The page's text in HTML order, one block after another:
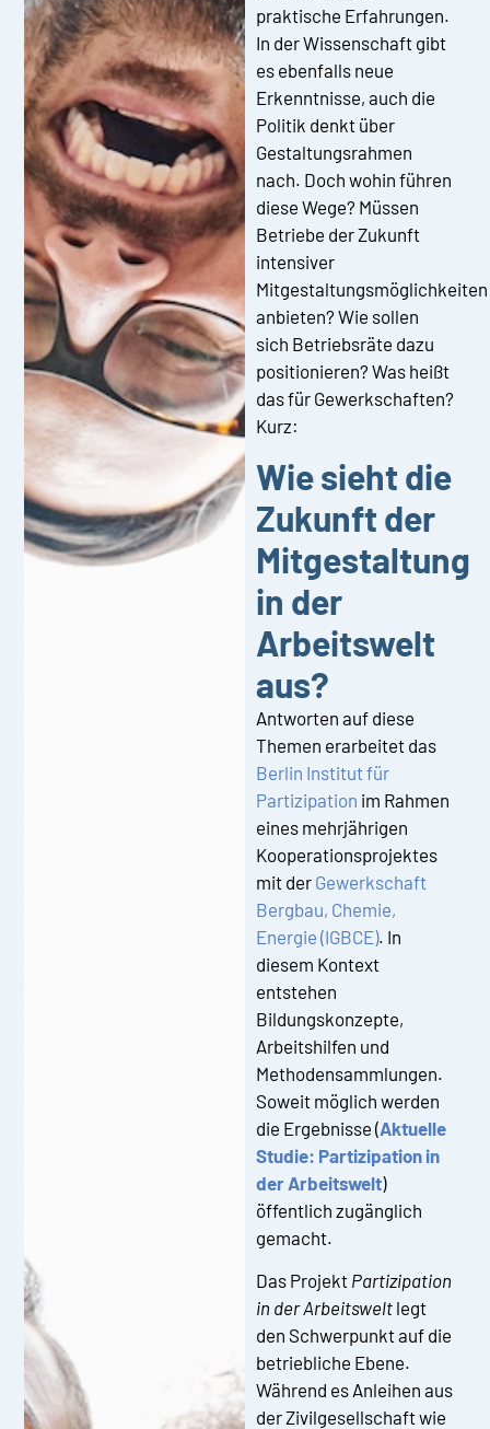
praktische Erfahrungen.
In der Wissenschaft gibt
es ebenfalls neue
Erkenntnisse, auch die
Politik denkt über
Gestaltungsrahmen
nach. Doch wohin führen
diese Wege? Müssen
Betriebe der Zukunft
intensiver
Mitgestaltungsmöglichkeiten
anbieten? Wie sollen
sich Betriebsräte dazu
positionieren? Was heißt
das für Gewerkschaften?
Kurz:
Wie sieht die
Zukunft der
Mitgestaltung
in der
Arbeitswelt
aus?
Antworten auf diese
Themen erarbeitet das
Berlin Institut für
Partizipation im Rahmen
eines mehrjährigen
Kooperationsprojektes
mit der Gewerkschaft
Bergbau, Chemie,
Energie (IGBCE). In
diesem Kontext
entstehen
Bildungskonzepte,
Arbeitshilfen und
Methodensammlungen.
Soweit möglich werden
die Ergebnisse (Aktuelle
Studie: Partizipation in
der Arbeitswelt)
öffentlich zugänglich
gemacht.
Das Projekt Partizipation
in der Arbeitswelt legt
den Schwerpunkt auf die
betriebliche Ebene.
Während es Anleihen aus
der Zivilgesellschaft wie